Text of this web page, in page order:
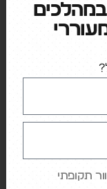
מסומנים*
תקופתי